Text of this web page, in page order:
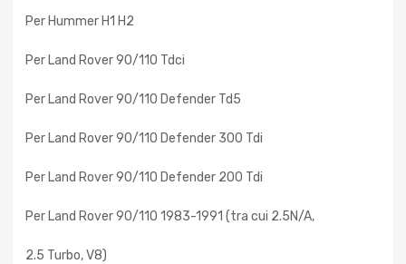
Per Hummer H1 H2
Per Land Rover 90/110 Tdci
Per Land Rover 90/110 Defender Td5
Per Land Rover 90/110 Defender 300 Tdi
Per Land Rover 90/110 Defender 200 Tdi
Per Land Rover 90/110 1983-1991 (tra cui 2.5N/A,
2.5 Turbo, V8)